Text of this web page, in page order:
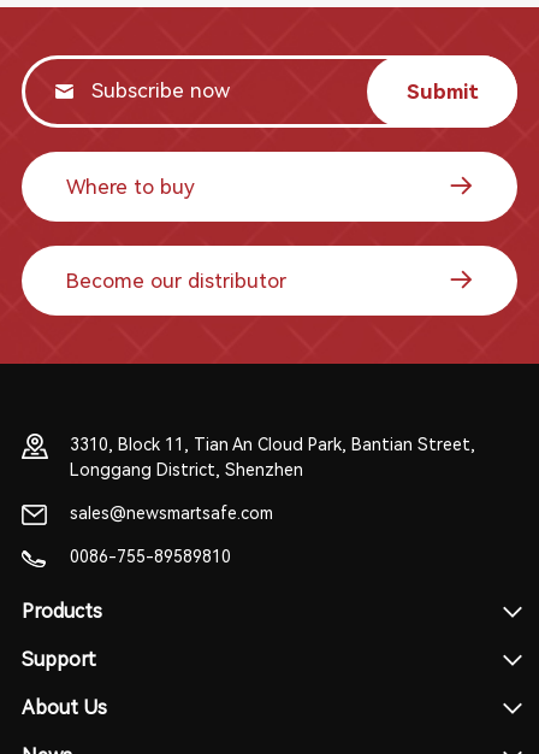
Submit
Where to buy
Become our distributor
3310, Block 11, Tian An Cloud Park, Bantian Street,
Longgang District, Shenzhen
sales@newsmartsafe.com
0086-755-89589810
Products
Support
About Us